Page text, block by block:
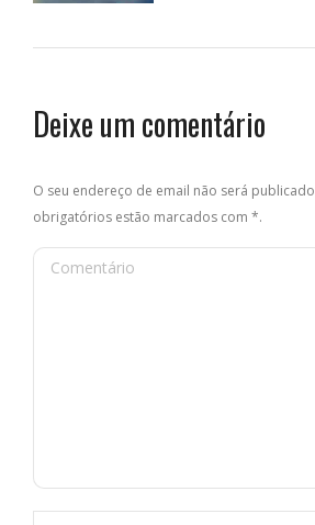
Deixe um comentário
O seu endereço de email não será
obrigatórios estão marcados com *.
Comentário